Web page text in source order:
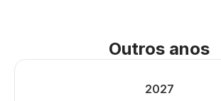
Outros anos
2027